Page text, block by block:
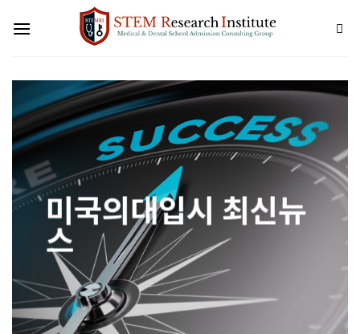
미국의대입시 최신뉴
스